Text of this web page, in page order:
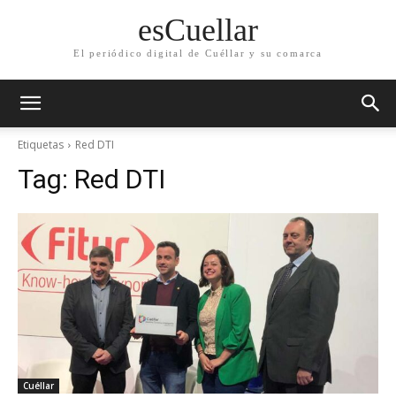
esCuellar
El periódico digital de Cuéllar y su comarca
Etiquetas Red DTI
Tag: Red DTI
Cuéllar